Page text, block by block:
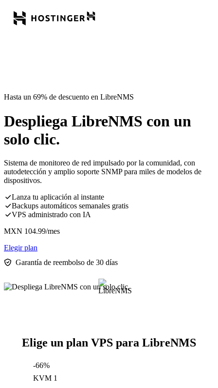
Hasta un 69% de descuento en LibreNMS
Despliega LibreNMS con un
solo clic.
Sistema de monitoreo de red impulsado por la comunidad, con
autodetección y amplio soporte SNMP para miles de modelos de
dispositivos.
Lanza tu aplicación al instante
Backups automáticos semanales gratis
VPS administrado con IA
MXN 104.99/mes
Elegir plan
Garantía de reembolso de 30 días
Elige un plan VPS para LibreNMS
-66%
KVM 1